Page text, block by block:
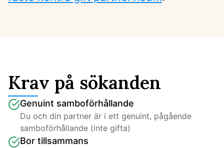
Krav på sökanden
Genuint samboförhållande
Du och din partner är i ett genuint, pågående
samboförhållande (inte gifta)
Bor tillsammans